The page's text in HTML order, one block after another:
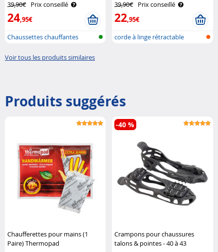
39,90€ Prix conseillé
24,95€
Chaussettes chauffantes
39,90€ Prix conseillé
22,95€
corde à linge rétractable
Voir tous les produits similaires
Produits suggérés
Chaufferettes pour mains (1
Paire) Thermopad
Crampons pour chaussures
talons & pointes - 40 à 43
-40 %